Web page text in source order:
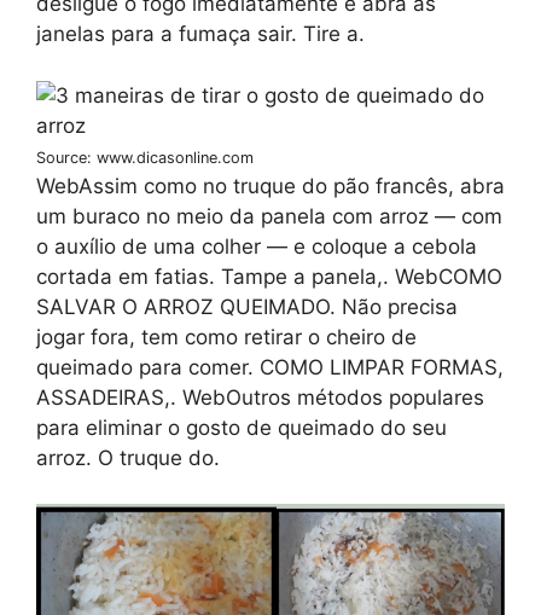
janelas para a fumaça sair. Tire a.
Source: www.dicasonline.com
WebAssim como no truque do pão francês, abra
um buraco no meio da panela com arroz — com
o auxílio de uma colher — e coloque a cebola
cortada em fatias. Tampe a panela,. WebCOMO
SALVAR O ARROZ QUEIMADO. Não precisa
jogar fora, tem como retirar o cheiro de
queimado para comer. COMO LIMPAR FORMAS,
ASSADEIRAS,. WebOutros métodos populares
para eliminar o gosto de queimado do seu
arroz. O truque do.